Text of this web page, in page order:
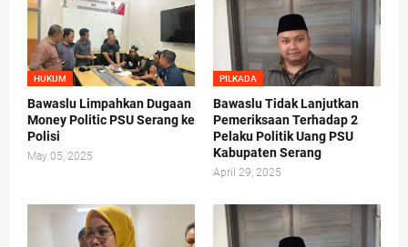
HUKUM
Bawaslu Limpahkan Dugaan
Money Politic PSU Serang ke
Polisi
May 05, 2025
PILKADA
Bawaslu Tidak Lanjutkan
Pemeriksaan Terhadap 2
Pelaku Politik Uang PSU
Kabupaten Serang
April 29, 2025